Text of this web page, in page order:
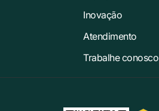
Inovação
Atendimento
Trabalhe conosco